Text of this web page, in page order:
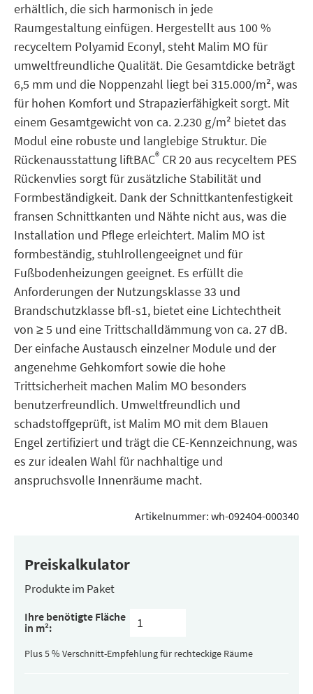
erhältlich, die sich harmonisch in jede
Raumgestaltung einfügen. Hergestellt aus 100 %
recyceltem Polyamid Econyl, steht Malim MO für
umweltfreundliche Qualität. Die Gesamtdicke beträgt
6,5 mm und die Noppenzahl liegt bei 315.000/m², was
für hohen Komfort und Strapazierfähigkeit sorgt. Mit
einem Gesamtgewicht von ca. 2.230 g/m² bietet das
Modul eine robuste und langlebige Struktur. Die
Rückenausstattung liftBAC® CR 20 aus recyceltem PES
Rückenvlies sorgt für zusätzliche Stabilität und
Formbeständigkeit. Dank der Schnittkantenfestigkeit
fransen Schnittkanten und Nähte nicht aus, was die
Installation und Pflege erleichtert. Malim MO ist
formbeständig, stuhlrollengeeignet und für
Fußbodenheizungen geeignet. Es erfüllt die
Anforderungen der Nutzungsklasse 33 und
Brandschutzklasse bfl-s1, bietet eine Lichtechtheit
von ≥ 5 und eine Trittschalldämmung von ca. 27 dB.
Der einfache Austausch einzelner Module und der
angenehme Gehkomfort sowie die hohe
Trittsicherheit machen Malim MO besonders
benutzerfreundlich. Umweltfreundlich und
schadstoffgeprüft, ist Malim MO mit dem Blauen
Engel zertifiziert und trägt die CE-Kennzeichnung, was
es zur idealen Wahl für nachhaltige und
anspruchsvolle Innenräume macht.
Artikelnummer: wh-092404-000340
Preiskalkulator
Produkte im Paket
Inhalt
pro
Paket
Ihre benötigte Fläche
in m²:
Plus 5 % Verschnitt-Empfehlung für rechteckige Räume